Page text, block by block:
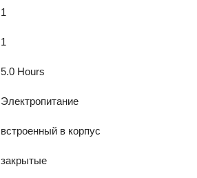
1
1
5.0 Hours
Электропитание
встроенный в корпус
закрытые